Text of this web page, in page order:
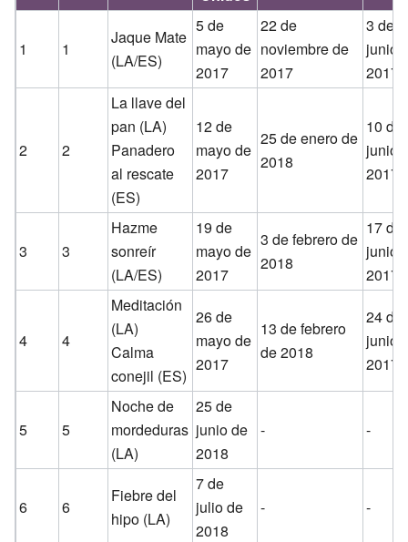
1 1
Jaque Mate
(LA/ES)
5 de
mayo de
2017
22 de
noviembre de
2017
3 de
junio
2017
2 2
La llave del
pan (LA)
Panadero
al rescate
(ES)
12 de
mayo de
2017
25 de enero de
2018
10 de
junio
2017
3 3
Hazme
sonreír
(LA/ES)
19 de
mayo de
2017
3 de febrero de
2018
17 de
junio
2017
4 4
Meditación
(LA)
Calma
conejil (ES)
26 de
mayo de
2017
13 de febrero
de 2018
24 de
junio
2017
5 5
Noche de
mordeduras
(LA)
25 de
junio de
2018
- -
6 6
Fiebre del
hipo (LA)
7 de
julio de
2018
- -